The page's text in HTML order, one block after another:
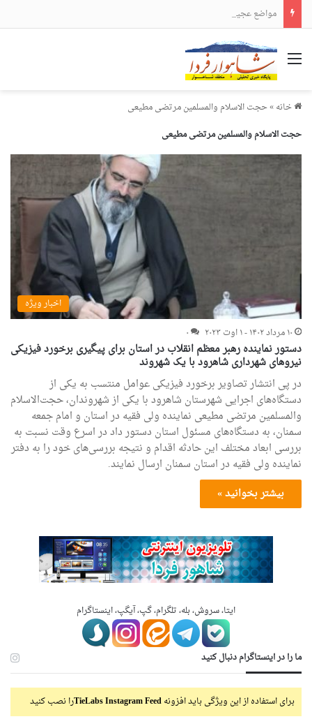
مواضع عجیب و دور از انتظار علی لاریجانی
منو
خانه»حجت الاسلام والمسلمین مرتضی مطیعی
حجت الاسلام والمسلمین مرتضی مطیعی
اخبار ویژه
۱۰ مرداد ۱۴۰۲ - ۱ اوت ۲۰۲۳
۰
دستور نماینده رهبر معظم انقلاب در استان برای پیگیری برخورد فیزیکی
نیروهای شهرداری شاهرود با یک شهروند
در پی انتشار تصاویر برخورد فیزیکی عوامل منتسب به یکی از
دستگاه‌های اجرایی شهرستان شاهرود با یکی از شهروندان، حجت‌الاسلام
والمسلمین مرتضی مطیعی نماینده ولی فقیه در استان و امام جمعه
سمنان، به دستگاه‌های مسئول استان دستور داد در اسرع وقت نسبت به
بررسی ابعاد مختلف این حادثه اقدام و نتیجه بررسی‌های خود را به دفتر
نماینده ولی فقیه در استان سمنان ارسال نمایند.
بیشتر بخوانید »
ایتا، سروش، بله، تلگرام، گپ، آیگپ، اینستاگرام
ما را در اینستاگرام دنبال کنید
برای استفاده از این ویژگی باید افزونهTieLabs Instagram Feedرا نصب کنید